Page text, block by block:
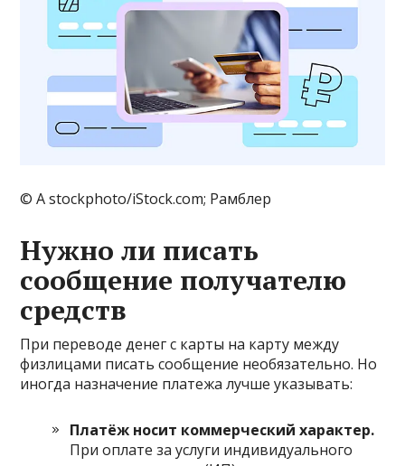
© A stockphoto/iStock.com; Рамблер
Нужно ли писать
сообщение получателю
средств
При переводе денег с карты на карту между
физлицами писать сообщение необязательно. Но
иногда назначение платежа лучше указывать:
Платёж носит коммерческий характер.
При оплате за услуги индивидуального